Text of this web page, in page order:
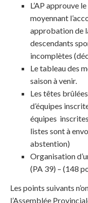
L’AP approuve
moyennant
approbation de
descendants
incomplètes
Le tableau des
saison à venir.
Les têtes
d’équipes
équipes
listes sont à
abstention)
Organisation
(PA 39) – (148
Les points suivants
l’Assemblée